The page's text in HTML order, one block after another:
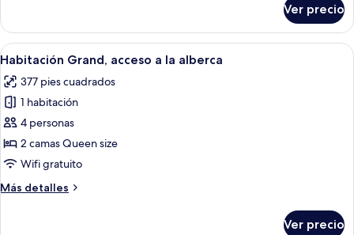
with
Pool
View
Laguna
Room
with
View
Ver precio
Abrir
todas
las
fotos
de
Habitación
Grand,
a
Habitación de hotel con cama,
5
Habitación Grand, acceso a la alberca
377 pies cuadrados
1 habitación
4 personas
2 camas Queen size
Wifi gratuito
Más detalles
Más
Ver precio